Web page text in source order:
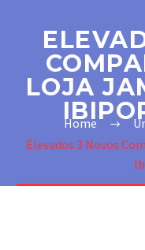
LOJA
Home
Elevados 3 Novos